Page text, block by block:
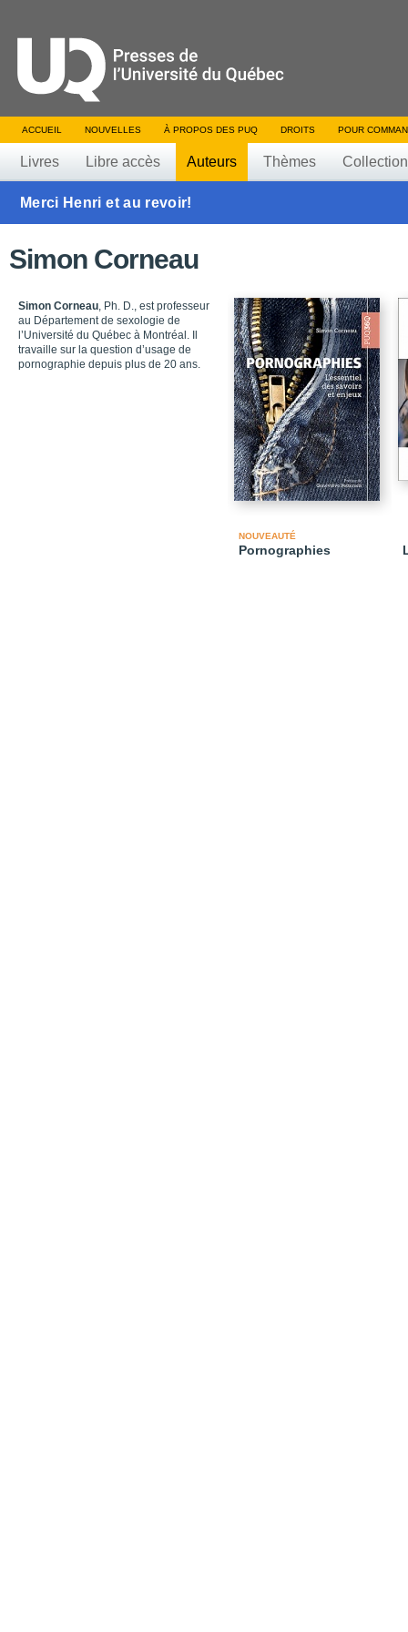
ACCUEIL NOUVELLES À PROPOS DES PUQ DROITS POUR
Livres Libre accès Auteurs Thèmes
Merci Henri et au revoir!
Simon Corneau
Simon Corneau, Ph. D., est professeur
au Département de sexologie de
l’Université du Québec à Montréal. Il
travaille sur la question d’usage de
pornographie depuis plus de 20 ans.
NOUVEAUTÉ
Pornographies